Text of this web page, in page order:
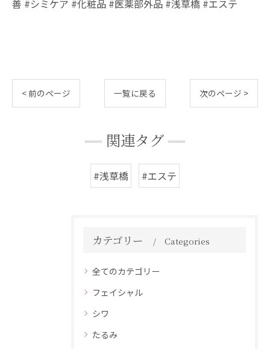
善 #シミケア #化粧品 #医薬部外品 #浅草橋 #エステ
< 前のページ 一覧に戻る 次のページ >
関連タグ
#浅草橋 #エステ
カテゴリー Categories
全てのカテゴリー
フェイシャル
シワ
たるみ